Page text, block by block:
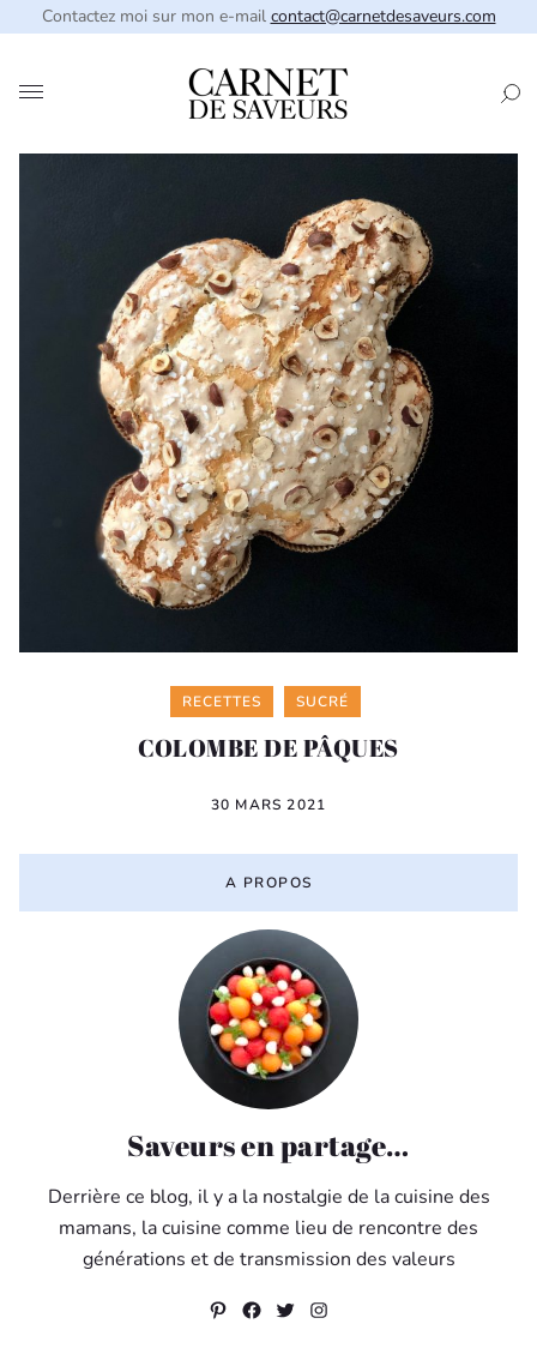
Contactez moi sur mon e-mail contact@carnetdesaveurs.com
Categories
RECETTES SUCRÉ
COLOMBE DE PÂQUES
30 MARS 2021
A PROPOS
Saveurs en partage…
Derrière ce blog, il y a la nostalgie de la cuisine des
mamans, la cuisine comme lieu de rencontre des
générations et de transmission des valeurs
Pinterest
Facebook
Twitter
Instagram